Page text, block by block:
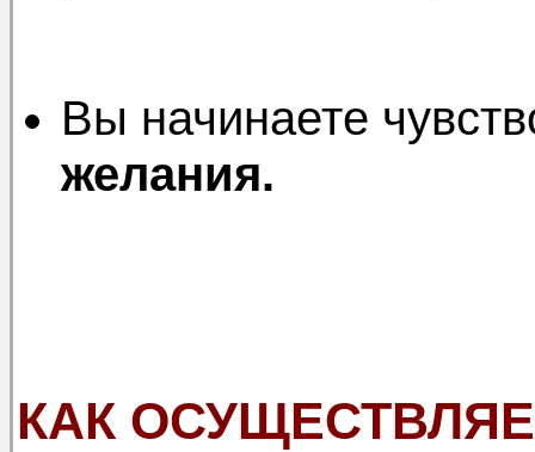
Вы начинаете
желания.
КАК